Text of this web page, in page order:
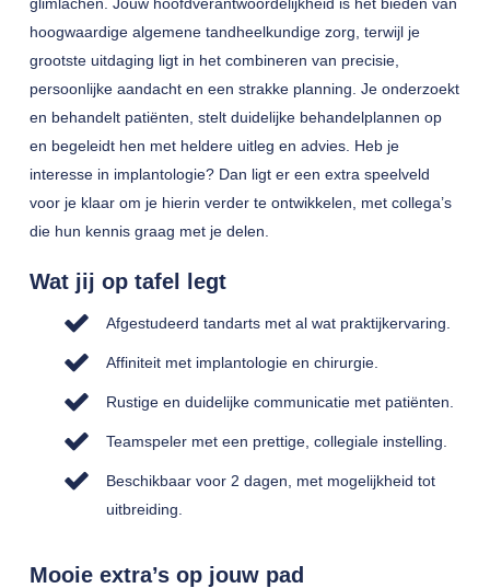
hoogwaardige algemene tandheelkundige zorg, terwijl je
grootste uitdaging ligt in het combineren van precisie,
persoonlijke aandacht en een strakke planning. Je onderzoekt
en behandelt patiënten, stelt duidelijke behandelplannen op
en begeleidt hen met heldere uitleg en advies. Heb je
interesse in implantologie? Dan ligt er een extra speelveld
voor je klaar om je hierin verder te ontwikkelen, met collega’s
die hun kennis graag met je delen.
Wat jij op tafel legt
Afgestudeerd tandarts met al wat praktijkervaring.
Affiniteit met implantologie en chirurgie.
Rustige en duidelijke communicatie met patiënten.
Teamspeler met een prettige, collegiale instelling.
Beschikbaar voor 2 dagen, met mogelijkheid tot
uitbreiding.
Mooie extra’s op jouw pad